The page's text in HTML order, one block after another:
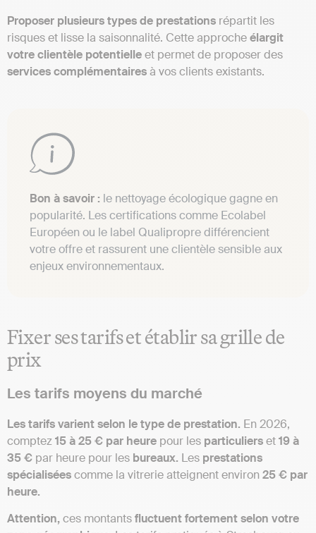
Proposer plusieurs types de prestations répartit les
risques et lisse la saisonnalité. Cette approcheélargit
votre clientèle potentielleet permet de proposer des
services complémentairesà vos clients existants.
Bon à savoir : le nettoyage écologique gagne en
popularité. Les certifications comme Ecolabel
Européen ou le label Qualipropre différencient
votre offre et rassurent une clientèle sensible aux
enjeux environnementaux.
Fixer ses tarifs et établir sa grille de
prix
Les tarifs moyens du marché
Les tarifs varient selon le type de prestation. En 2026,
comptez15 à 25 € par heure pour les particulierset19 à
35 € par heure pour les bureaux. Les prestations
spécialiséescomme la vitrerie atteignent environ 25 € par
heure.
Attention,ces montantsfluctuent fortement selon votre